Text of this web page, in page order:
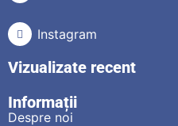
Instagram
Vizualizate recent
Informații
Despre noi